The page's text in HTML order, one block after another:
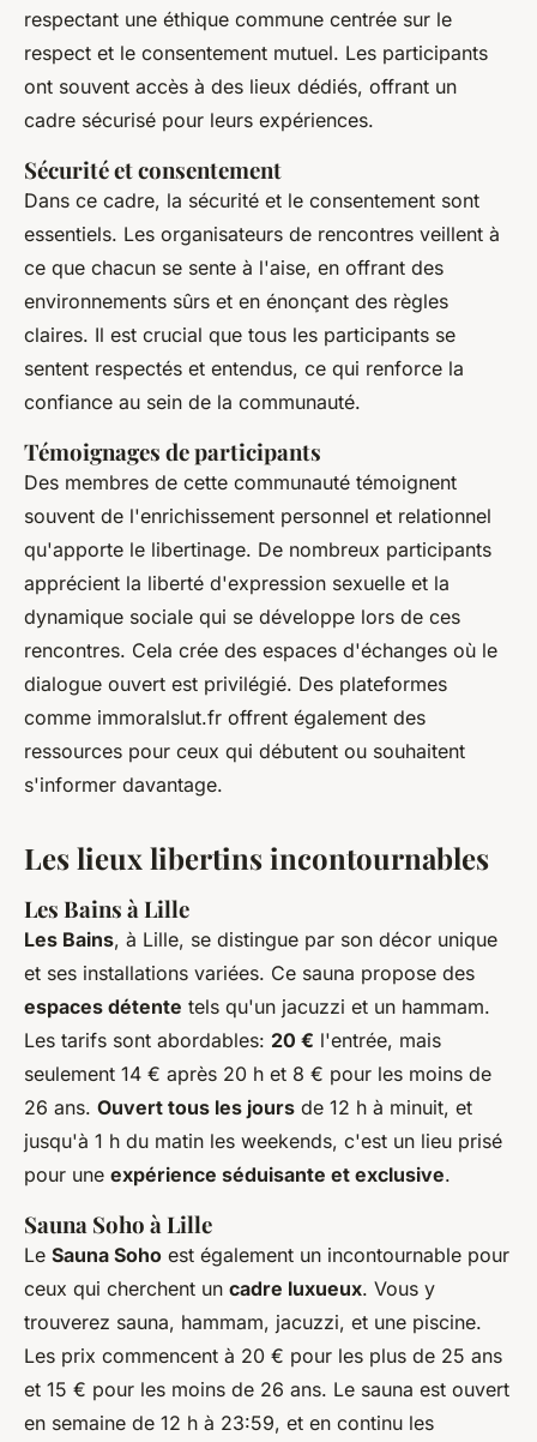
respectant une éthique commune centrée sur le
respect et le consentement mutuel. Les participants
ont souvent accès à des lieux dédiés, offrant un
cadre sécurisé pour leurs expériences.
Sécurité et consentement
Dans ce cadre, la sécurité et le consentement sont
essentiels. Les organisateurs de rencontres veillent à
ce que chacun se sente à l'aise, en offrant des
environnements sûrs et en énonçant des règles
claires. Il est crucial que tous les participants se
sentent respectés et entendus, ce qui renforce la
confiance au sein de la communauté.
Témoignages de participants
Des membres de cette communauté témoignent
souvent de l'enrichissement personnel et relationnel
qu'apporte le libertinage. De nombreux participants
apprécient la liberté d'expression sexuelle et la
dynamique sociale qui se développe lors de ces
rencontres. Cela crée des espaces d'échanges où le
dialogue ouvert est privilégié. Des plateformes
comme immoralslut.fr offrent également des
ressources pour ceux qui débutent ou souhaitent
s'informer davantage.
Les lieux libertins incontournables
Les Bains à Lille
Les Bains, à Lille, se distingue par son décor unique
et ses installations variées. Ce sauna propose des
espaces détente tels qu'un jacuzzi et un hammam.
Les tarifs sont abordables: 20 € l'entrée, mais
seulement 14 € après 20 h et 8 € pour les moins de
26 ans. Ouvert tous les jours de 12 h à minuit, et
jusqu'à 1 h du matin les weekends, c'est un lieu prisé
pour une expérience séduisante et exclusive.
Sauna Soho à Lille
Le Sauna Soho est également un incontournable pour
ceux qui cherchent un cadre luxueux. Vous y
trouverez sauna, hammam, jacuzzi, et une piscine.
Les prix commencent à 20 € pour les plus de 25 ans
et 15 € pour les moins de 26 ans. Le sauna est ouvert
en semaine de 12 h à 23:59, et en continu les